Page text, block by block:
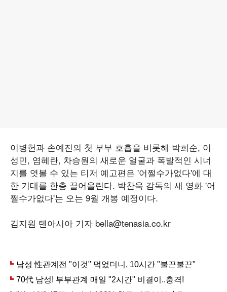
이병헌과 손예진의 첫 부부 호흡을 비롯해 박희순, 이
성민, 염혜란, 차승원의 새로운 얼굴과 폭발적인 시너
지를 엿볼 수 있는 티저 예고편은 '어쩔수가없다'에 대
한 기대를 한층 끌어올린다. 박찬욱 감독의 새 영화 '어
쩔수가없다'는 오는 9월 개봉 예정이다.
김지원 텐아시아 기자 bella@tenasia.co.kr